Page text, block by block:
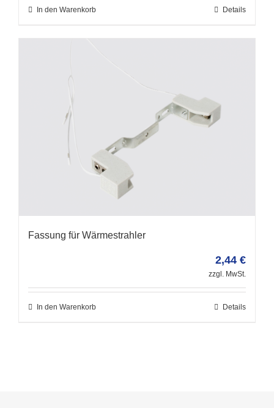
In den Warenkorb Details
Fassung für Wärmestrahler
2,44 €
zzgl. MwSt.
In den Warenkorb Details